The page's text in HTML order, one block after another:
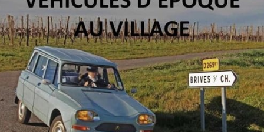
Notre local
La Boutique
Les pièces
L’assurance
La Revue
Les salons
La traction
La Traction des
membres